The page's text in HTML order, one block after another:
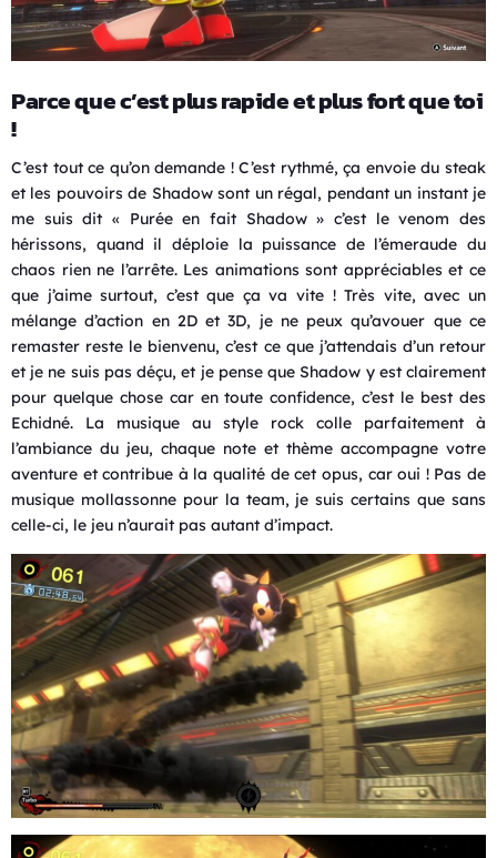
Parce que c’est plus rapide et plus fort que toi
!
C’est tout ce qu’on demande ! C’est rythmé, ça envoie du steak
et les pouvoirs de Shadow sont un régal, pendant un instant je
me suis dit « Purée en fait Shadow » c’est le venom des
hérissons, quand il déploie la puissance de l’émeraude du
chaos rien ne l’arrête. Les animations sont appréciables et ce
que j’aime surtout, c’est que ça va vite ! Très vite, avec un
mélange d’action en 2D et 3D, je ne peux qu’avouer que ce
remaster reste le bienvenu, c’est ce que j’attendais d’un retour
et je ne suis pas déçu, et je pense que Shadow y est clairement
pour quelque chose car en toute confidence, c’est le best des
Echidné. La musique au style rock colle parfaitement à
l’ambiance du jeu, chaque note et thème accompagne votre
aventure et contribue à la qualité de cet opus, car oui ! Pas de
musique mollassonne pour la team, je suis certains que sans
celle-ci, le jeu n’aurait pas autant d’impact.